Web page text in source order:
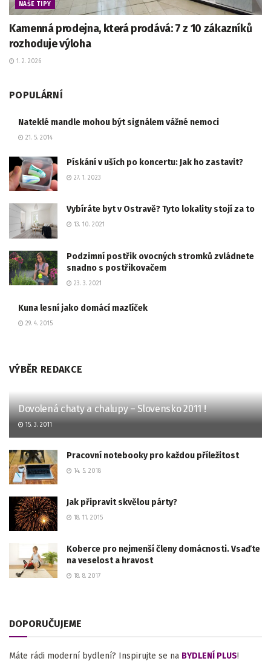
NAŠE TIPY
Kamenná prodejna, která prodává: 7 z 10 zákazníků
rozhoduje výloha
1. 2. 2026
POPULÁRNÍ
Nateklé mandle mohou být signálem vážné nemoci
21. 5. 2014
Pískání v uších po koncertu: Jak ho zastavit?
27. 1. 2023
Vybíráte byt v Ostravě? Tyto lokality stojí za to
13. 10. 2021
Podzimní postřik ovocných stromků zvládnete
snadno s postřikovačem
23. 3. 2021
Kuna lesní jako domácí mazlíček
29. 4. 2015
VÝBĚR REDAKCE
Dovolená chaty a chalupy – Slovensko 2011 !
15. 3. 2011
Pracovní notebooky pro každou příležitost
14. 5. 2018
Jak připravit skvělou párty?
18. 11. 2015
Koberce pro nejmenší členy domácnosti. Vsaďte
na veselost a hravost
18. 8. 2017
DOPORUČUJEME
Máte rádi moderní bydlení? Inspirujte se na BYDLENÍ PLUS!